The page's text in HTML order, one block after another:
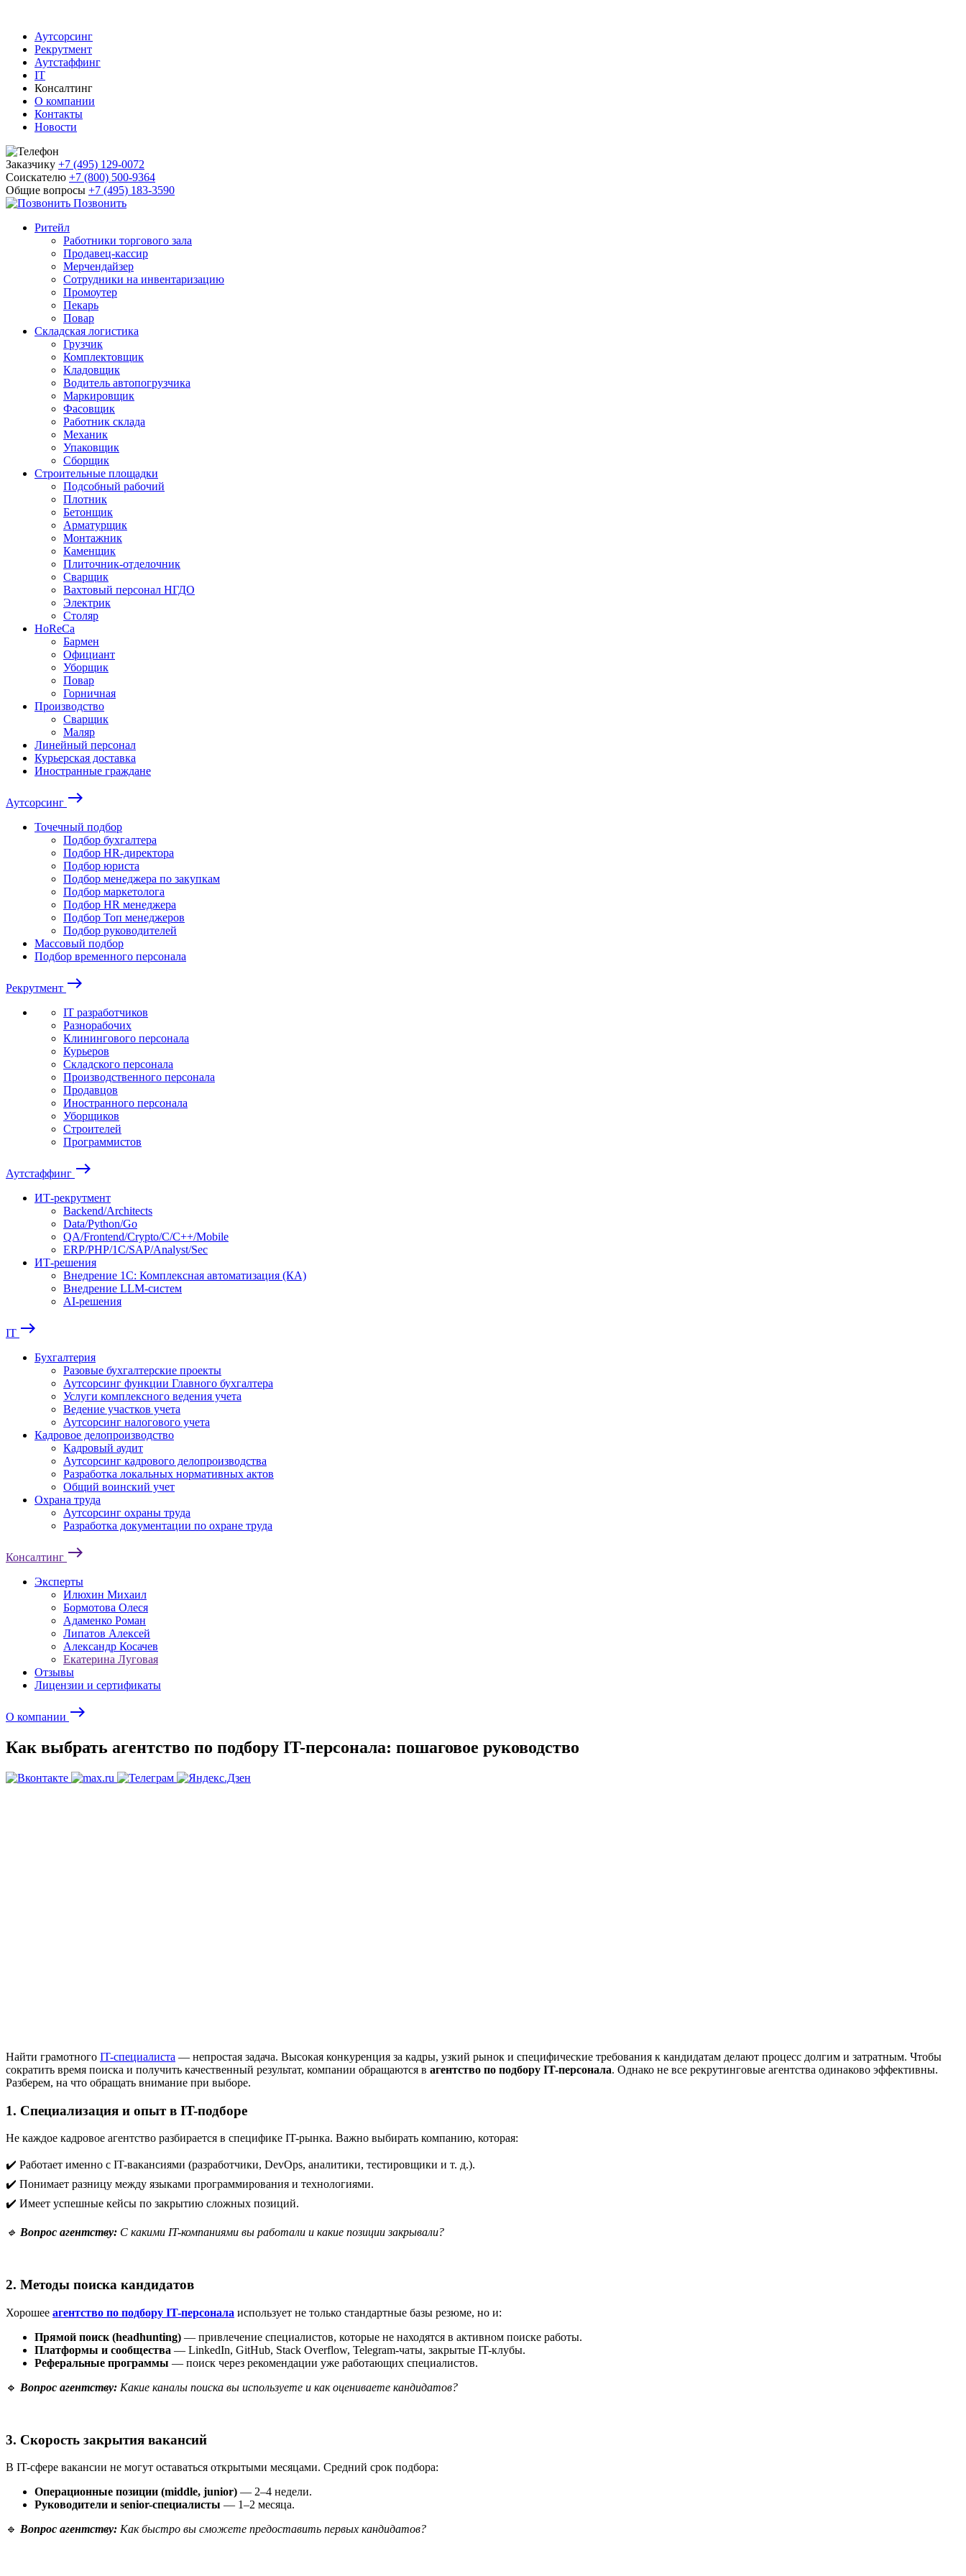
Аутсорсинг
Рекрутмент
Аутстаффинг
IT
Консалтинг
О компании
Контакты
Новости
Заказчику +7 (495) 129-0072
Соискателю +7 (800) 500-9364
Общие вопросы +7 (495) 183-3590
Позвонить
Ритейл
Работники торгового зала
Продавец-кассир
Мерчендайзер
Сотрудники на инвентаризацию
Промоутер
Пекарь
Повар
Складская логистика
Грузчик
Комплектовщик
Кладовщик
Водитель автопогрузчика
Маркировщик
Фасовщик
Работник склада
Механик
Упаковщик
Сборщик
Строительные площадки
Подсобный рабочий
Плотник
Бетонщик
Арматурщик
Монтажник
Каменщик
Плиточник-отделочник
Сварщик
Вахтовый персонал НГДО
Электрик
Столяр
HoReCa
Бармен
Официант
Уборщик
Повар
Горничная
Производство
Сварщик
Маляр
Линейный персонал
Курьерская доставка
Иностранные граждане
Аутсорсинг east
Точечный подбор
Подбор бухгалтера
Подбор HR-директора
Подбор юриста
Подбор менеджера по закупкам
Подбор маркетолога
Подбор HR менеджера
Подбор Топ менеджеров
Подбор руководителей
Массовый подбор
Подбор временного персонала
Рекрутмент east
IT разработчиков
Разнорабочих
Клинингового персонала
Курьеров
Складского персонала
Производственного персонала
Продавцов
Иностранного персонала
Уборщиков
Строителей
Программистов
Аутстаффинг east
ИТ-рекрутмент
Backend/Architects
Data/Python/Go
QA/Frontend/Crypto/C/C++/Mobile
ERP/PHP/1C/SAP/Analyst/Sec
ИТ-решения
Внедрение 1С: Комплексная автоматизация (КА)
Внедрение LLM-систем
AI-решения
IT east
Бухгалтерия
Разовые бухгалтерские проекты
Аутсорсинг функции Главного бухгалтера
Услуги комплексного ведения учета
Ведение участков учета
Аутсорсинг налогового учета
Кадровое делопроизводство
Кадровый аудит
Аутсорсинг кадрового делопроизводства
Разработка локальных нормативных актов
Общий воинский учет
Охрана труда
Аутсорсинг охраны труда
Разработка документации по охране труда
Консалтинг east
Эксперты
Илюхин Михаил
Бормотова Олеся
Адаменко Роман
Липатов Алексей
Александр Косачев
Екатерина Луговая
Отзывы
Лицензии и сертификаты
О компании east
Как выбрать агентство по подбору IT-персонала: пошаговое руководство
Найти грамотного IT-специалиста — непростая задача. Высокая конкуренция за кадры, узкий рынок и специфические требования к кандидатам делают процесс долгим и затратным. Чтобы
сократить время поиска и получить качественный результат, компании обращаются в агентство по подбору IT-персонала. Однако не все рекрутинговые агентства одинаково эффективны.
Разберем, на что обращать внимание при выборе.
1. Специализация и опыт в IT-подборе
Не каждое кадровое агентство разбирается в специфике IT-рынка. Важно выбирать компанию, которая:
✔️ Работает именно с IT-вакансиями (разработчики, DevOps, аналитики, тестировщики и т. д.).
✔️ Понимает разницу между языками программирования и технологиями.
✔️ Имеет успешные кейсы по закрытию сложных позиций.
🔹 Вопрос агентству: С какими IT-компаниями вы работали и какие позиции закрывали?
2. Методы поиска кандидатов
Хорошее агентство по подбору IT-персонала использует не только стандартные базы резюме, но и:
Прямой поиск (headhunting) — привлечение специалистов, которые не находятся в активном поиске работы.
Платформы и сообщества — LinkedIn, GitHub, Stack Overflow, Telegram-чаты, закрытые IT-клубы.
Реферальные программы — поиск через рекомендации уже работающих специалистов.
🔹 Вопрос агентству: Какие каналы поиска вы используете и как оцениваете кандидатов?
3. Скорость закрытия вакансий
В IT-сфере вакансии не могут оставаться открытыми месяцами. Средний срок подбора:
Операционные позиции (middle, junior) — 2–4 недели.
Руководители и senior-специалисты — 1–2 месяца.
🔹 Вопрос агентству: Как быстро вы сможете предоставить первых кандидатов?